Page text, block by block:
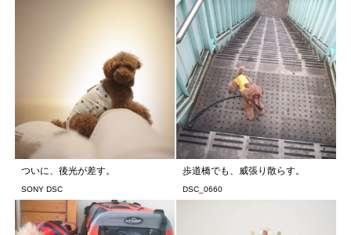
ついに、後光が差す。
SONY DSC
歩道橋でも、威張り散らす。
DSC_0660